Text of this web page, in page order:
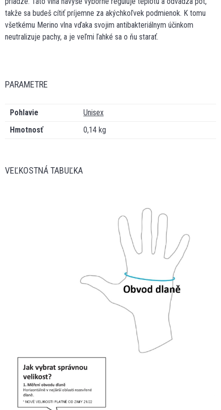
takže sa budeš cítiť príjemne za akýchkoľvek podmienok. K tomu
všetkému Merino vlna vďaka svojim antibakteriálnym účinkom
neutralizuje pachy, a je veľmi ľahké sa o ňu starať.
PARAMETRE
Pohlavie
Unisex
Hmotnosť
0,14 kg
VEĽKOSTNÁ TABUĽKA